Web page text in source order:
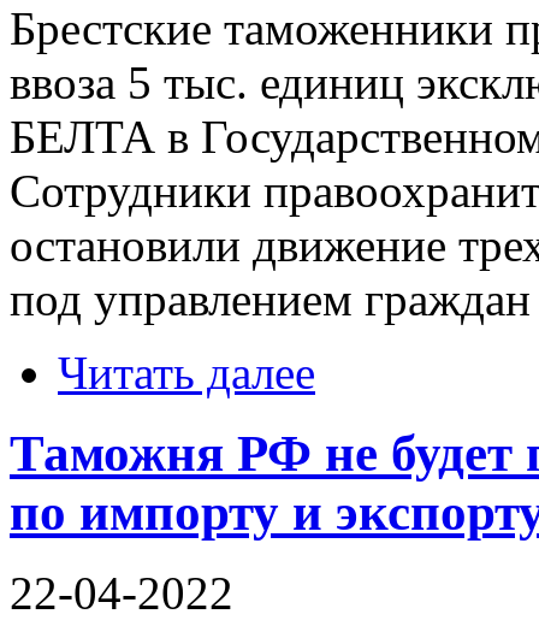
Брестские таможенники
ввоза 5 тыс. единиц
БЕЛТА в
Сотрудники
остановили движение
под управлением
Читать далее
Таможня РФ не будет
по импорту и
22-04-2022